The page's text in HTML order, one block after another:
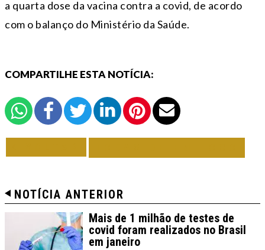
a quarta dose da vacina contra a covid, de acordo
com o balanço do Ministério da Saúde.
COMPARTILHE ESTA NOTÍCIA:
NOTÍCIA ANTERIOR
Mais de 1 milhão de testes de
covid foram realizados no Brasil
em janeiro